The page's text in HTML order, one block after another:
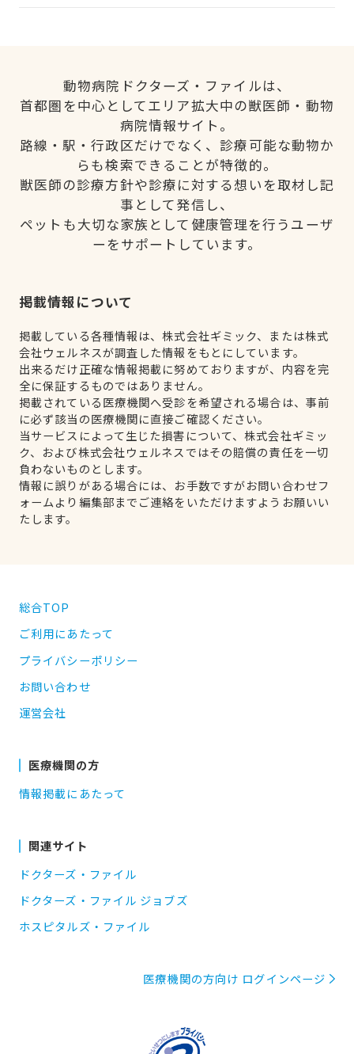
動物病院ドクターズ・ファイルは、
首都圏を中心としてエリア拡大中の獣医師・動物
病院情報サイト。
路線・駅・行政区だけでなく、診療可能な動物か
らも検索できることが特徴的。
獣医師の診療方針や診療に対する想いを取材し記
事として発信し、
ペットも大切な家族として健康管理を行うユーザ
ーをサポートしています。
掲載情報について
掲載している各種情報は、株式会社ギミック、または株式
会社ウェルネスが調査した情報をもとにしています。
出来るだけ正確な情報掲載に努めておりますが、内容を完
全に保証するものではありません。
掲載されている医療機関へ受診を希望される場合は、事前
に必ず該当の医療機関に直接ご確認ください。
当サービスによって生じた損害について、株式会社ギミッ
ク、および株式会社ウェルネスではその賠償の責任を一切
負わないものとします。
情報に誤りがある場合には、お手数ですがお問い合わせフ
ォームより編集部までご連絡をいただけますようお願いい
たします。
総合TOP
ご利用にあたって
プライバシーポリシー
お問い合わせ
運営会社
医療機関の方
情報掲載にあたって
関連サイト
ドクターズ・ファイル
ドクターズ・ファイル ジョブズ
ホスピタルズ・ファイル
医療機関の方向け ログインページ